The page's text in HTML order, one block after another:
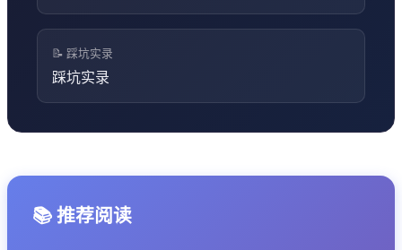
📝 踩坑实录
踩坑实录
📚 推荐阅读